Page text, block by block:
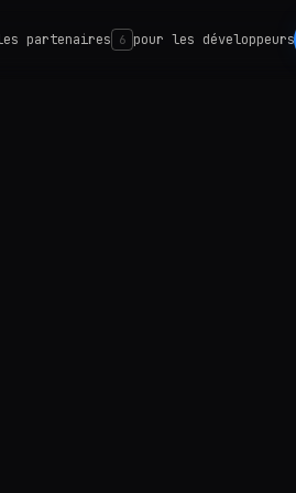
partenaires 6 pour les développeurs